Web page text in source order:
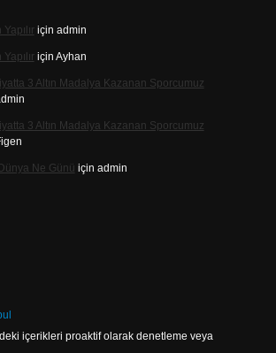
için admin
için Ayhan
3 Altın Madalya Kazanan Sporcumuz
3 Altın Madalya Kazanan Sporcumuz
Ne Günü için admin
içerikleri proaktif olarak denetleme veya